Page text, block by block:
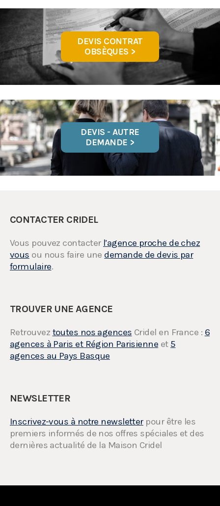
DEVIS CONTRAT
OBSÈQUES >
DEVIS - AUTRE
DEMANDE >
CONTACTER CRIDEL
Vous pouvez contacter l’agence proche de chez
vous ou nous faire une demande de devis par
formulaire.
TROUVER UNE AGENCE
Retrouvez toutes nos agences Cridel en France : 6
agences à Paris et Région Parisienne et 5
agences au Pays Basque
NEWSLETTER
Inscrivez-vous à notre newsletterpour être les
premiers informés de nos offres spéciales et des
dernières actualité de la Maison Cridel